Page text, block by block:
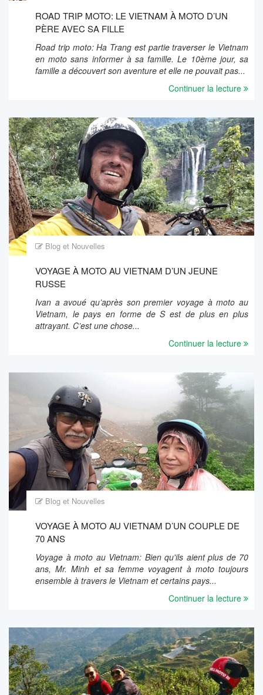
ROAD TRIP MOTO: LE VIETNAM À MOTO D’UN
PÈRE AVEC SA FILLE
Road trip moto: Ha Trang est partie traverser le Vietnam
en moto sans informer à sa famille. Le 10ème jour, sa
famille a découvert son aventure et elle ne pouvait pas...
Continuer la lecture
Blog et Nouvelles
VOYAGE À MOTO AU VIETNAM D’UN JEUNE
RUSSE
Ivan a avoué qu’après son premier voyage à moto au
Vietnam, le pays en forme de S est de plus en plus
attrayant. C’est une chose...
Continuer la lecture
Blog et Nouvelles
VOYAGE À MOTO AU VIETNAM D’UN COUPLE DE
70 ANS
Voyage à moto au Vietnam: Bien qu'ils aient plus de 70
ans, Mr. Minh et sa femme voyagent à moto toujours
ensemble à travers le Vietnam et certains pays...
Continuer la lecture